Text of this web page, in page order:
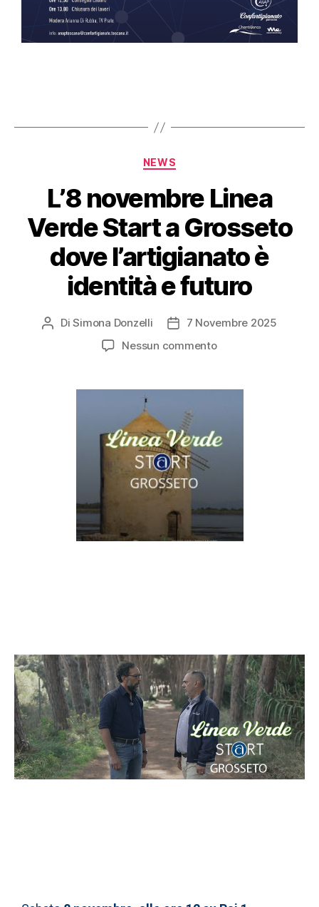
NEWS
L’8 novembre Linea
Verde Start a Grosseto
dove l’artigianato è
identità e futuro
DiSimona Donzelli
7 Novembre 2025
Nessun commento